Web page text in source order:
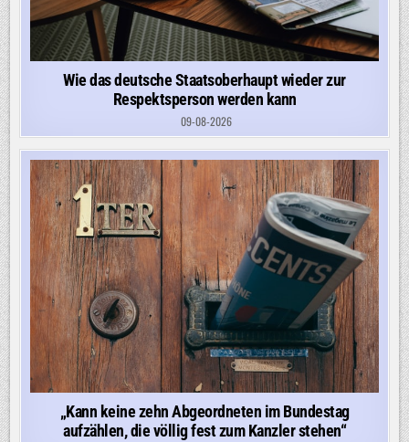
Wie das deutsche Staatsoberhaupt wieder zur
Respektsperson werden kann
09-08-2026
„Kann keine zehn Abgeordneten im Bundestag
aufzählen, die völlig fest zum Kanzler stehen“